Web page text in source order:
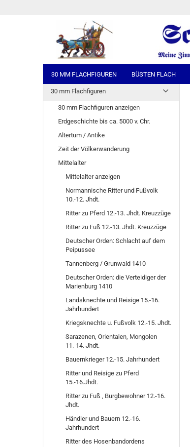
30 MM FLACHFIGUREN BÜSTEN FLACH
30 mm Flachfiguren
30 mm Flachfiguren anzeigen
Erdgeschichte bis ca. 5000 v. Chr.
Altertum / Antike
Zeit der Völkerwanderung
Mittelalter
Mittelalter anzeigen
Normannische Ritter und Fußvolk
10.-12. Jhdt.
Ritter zu Pferd 12.-13. Jhdt. Kreuzzüge
Ritter zu Fuß 12.-13. Jhdt. Kreuzzüge
Deutscher Orden: Schlacht auf dem
Peipussee
Tannenberg / Grunwald 1410
Deutscher Orden: die Verteidiger der
Marienburg 1410
Landsknechte und Reisige 15.-16.
Jahrhundert
Kriegsknechte u. Fußvolk 12.-15. Jhdt.
Sarazenen, Orientalen, Mongolen
11.-14. Jhdt.
Bauernkrieger 12.-15. Jahrhundert
Ritter und Reisige zu Pferd
15.-16.Jhdt.
Ritter zu Fuß , Burgbewohner 12.-16.
Jhdt.
Händler und Bauern 12.-16.
Jahrhundert
Ritter des Hosenbandordens